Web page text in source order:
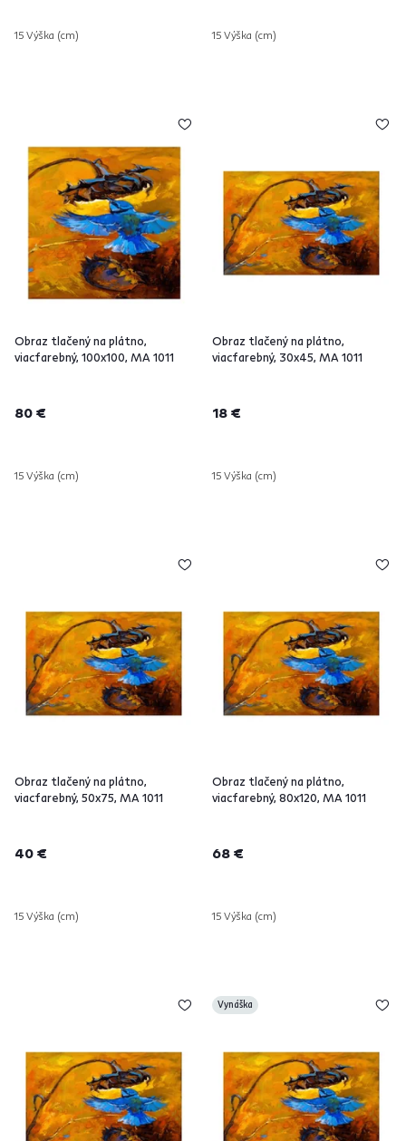
15 Výška (cm) 15 Výška (cm)
Obraz tlačený na plátno,
viacfarebný, 100x100, MA 1011
80 €
15 Výška (cm)
Obraz tlačený na plátno,
viacfarebný, 30x45, MA 1011
18 €
15 Výška (cm)
Obraz tlačený na plátno,
viacfarebný, 50x75, MA 1011
40 €
15 Výška (cm)
Obraz tlačený na plátno,
viacfarebný, 80x120, MA 1011
68 €
15 Výška (cm)
Vynáška